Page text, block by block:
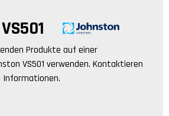
Produkte auf einer
VS501 verwenden. Kontaktieren
Informationen.